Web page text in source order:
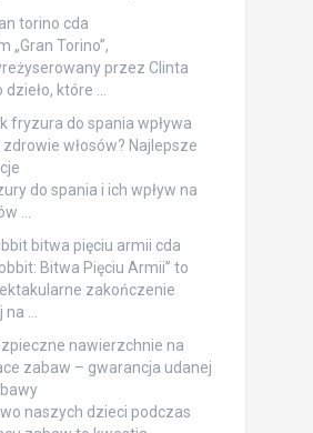
torino cda
„Gran Torino”,
przez Clinta
które …
fryzura do spania wpływa
zdrowie włosów? Najlepsze
do spania i ich wpływ na
…
bitwa pięciu armii cda
Bitwa Pięciu Armii” to
zakończenie
…
nawierzchnie na
zabaw – gwarancja udanej
naszych dzieci podczas